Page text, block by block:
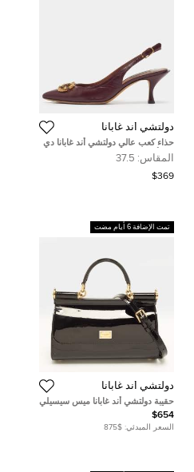
دولتشي أند غابانا
حذاء كعب عالي دولتشي أند غابانا دي
جي أمور جلد بورغندي مقاس 37.5
المقاس: 37.5
$369
تمت الإضافة 6 أيام مضت
دولتشي أند غابانا
حقيبة دولتشي أند غابانا ميس سيسيلي
جلد منقوش بزخارف سحلية بيج
متوسطة يد علوية
$654
السعر المبدئي: $875